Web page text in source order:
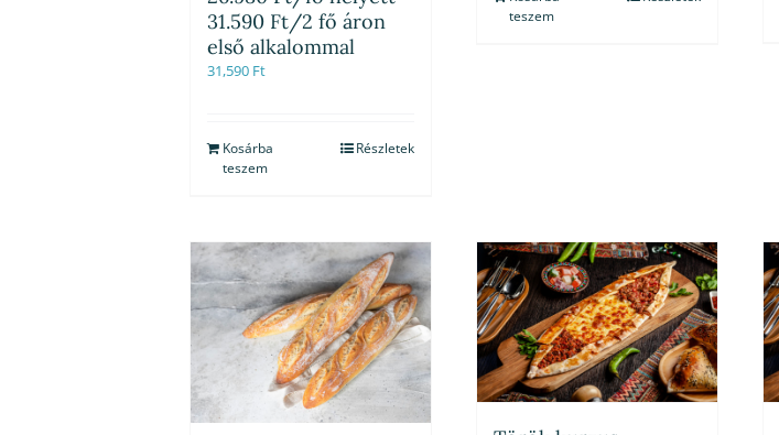
31.590 Ft/2 fő áron
első alkalommal
31,590 Ft
Kosárba
teszem
Részletek
teszem